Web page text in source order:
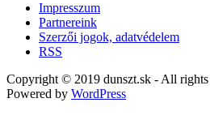
Impresszum
Partnereink
Szerzői jogok, adatvédelem
RSS
Copyright © 2019 dunszt.sk - All
Powered by WordPress